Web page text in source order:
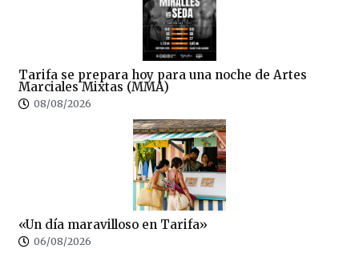
Tarifa se prepara hoy para una noche de Artes
Marciales Mixtas (MMA)
08/08/2026
«Un día maravilloso en Tarifa»
06/08/2026